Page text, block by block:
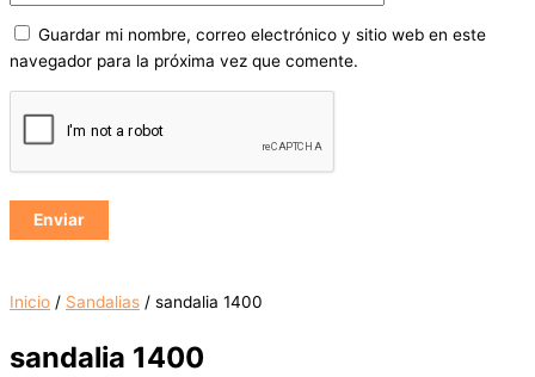
Guardar mi nombre, correo electrónico y sitio web en este
navegador para la próxima vez que comente.
Inicio / Sandalias / sandalia 1400
sandalia 1400